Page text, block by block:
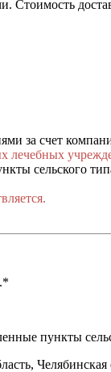
за счет
лечебных
сельского
пункты
Челябинская